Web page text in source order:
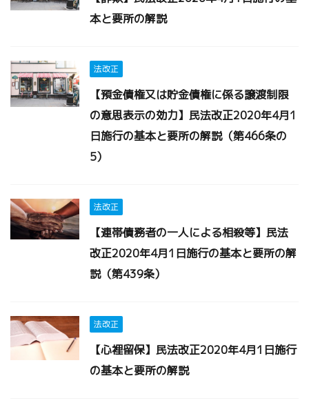
本と要所の解説
法改正
【預金債権又は貯金債権に係る譲渡制限
の意思表示の効力】民法改正2020年4月1
日施行の基本と要所の解説（第466条の
5）
法改正
【連帯債務者の一人による相殺等】民法
改正2020年4月1日施行の基本と要所の解
説（第439条）
法改正
【心裡留保】民法改正2020年4月1日施行
の基本と要所の解説